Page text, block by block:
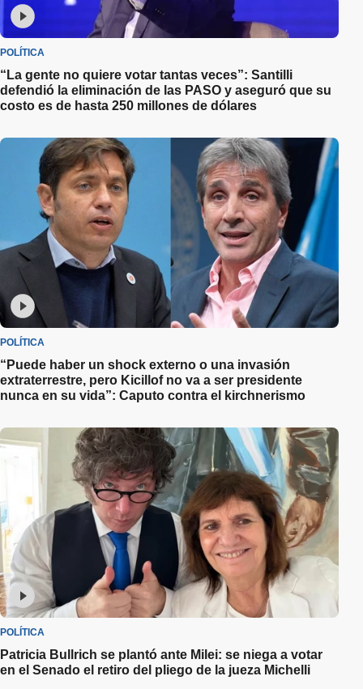
POLÍTICA
“La gente no quiere votar tantas veces”: Santilli
defendió la eliminación de las PASO y aseguró que su
costo es de hasta 250 millones de dólares
POLÍTICA
“Puede haber un shock externo o una invasión
extraterrestre, pero Kicillof no va a ser presidente
nunca en su vida”: Caputo contra el kirchnerismo
POLÍTICA
Patricia Bullrich se plantó ante Milei: se niega a votar
en el Senado el retiro del pliego de la jueza Michelli